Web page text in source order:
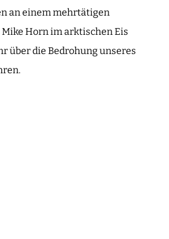
an einem mehrtätigen
Horn im arktischen Eis
über die Bedrohung unseres